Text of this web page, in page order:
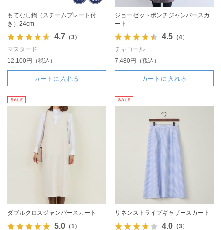
もてなし鍋（スチームプレート付
き）24cm
4.7 （3）
マスタード
12,100円（税込）
カートに入れる
ジョーゼットポンチジャンパースカ
ート
4.5（4）
チャコール
7,480円（税込）
カートに入れる
ダブルクロスジャンパースカート
5.0（1）
リネンストライプギャザースカート
4.0（3）